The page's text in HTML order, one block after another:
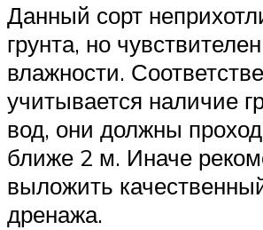
Данный сорт
грунта, но
влажности.
учитывается наличие
вод, они должны
ближе 2 м. Иначе
выложить
дренажа.